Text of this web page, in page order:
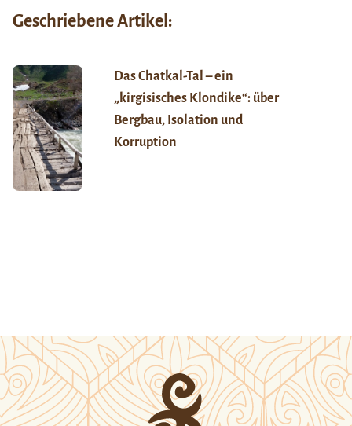
Geschriebene Artikel:
Das Chatkal-Tal – ein
„kirgisisches Klondike“: über
Bergbau, Isolation und
Korruption